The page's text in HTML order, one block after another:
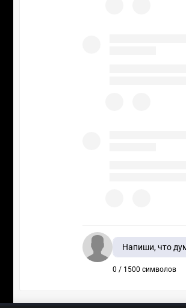
Напиши, что
0 / 1500 символов